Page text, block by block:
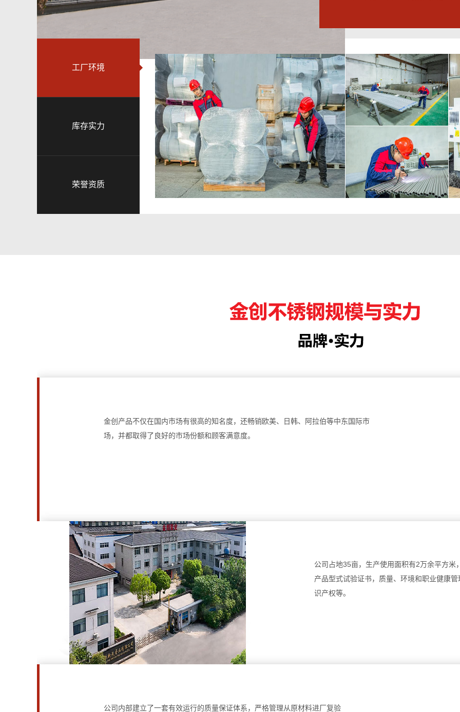
工厂环境
库存实力
荣誉资质
金创产品不仅在国内市场有很高的知名度，还畅销欧美、日韩、阿拉伯等中东国际市
场，并都取得了良好的市场份额和顾客满意度。
公司占地35亩，生产使用面积有2万余平方
产品型式试验证书，质量、环境和职业健康
识产权等。
公司内部建立了一套有效运行的质量保证体系，严格管理从原材料进厂复验